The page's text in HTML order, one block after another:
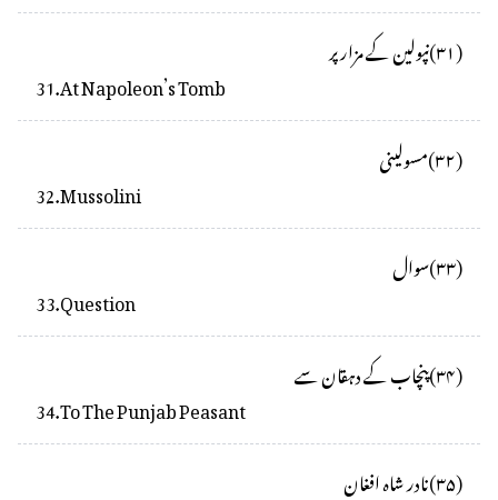
(۳۱)نپولین کے مزار پر
31.At Napoleon’s Tomb
(۳۲)مسولینی
32.Mussolini
(۳۳)سوال
33.Question
(۳۴)پنچاب کے دہقان سے
34.To The Punjab Peasant
(۳۵)نادر شاہ افغان